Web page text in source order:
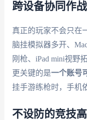
跨设备协同作
真正的玩家不会只在
脑挂模拟器多开、
刚枪、iPad mini视野
更关键的是一个账号
挂手游练枪时，手机
不设防的竞技